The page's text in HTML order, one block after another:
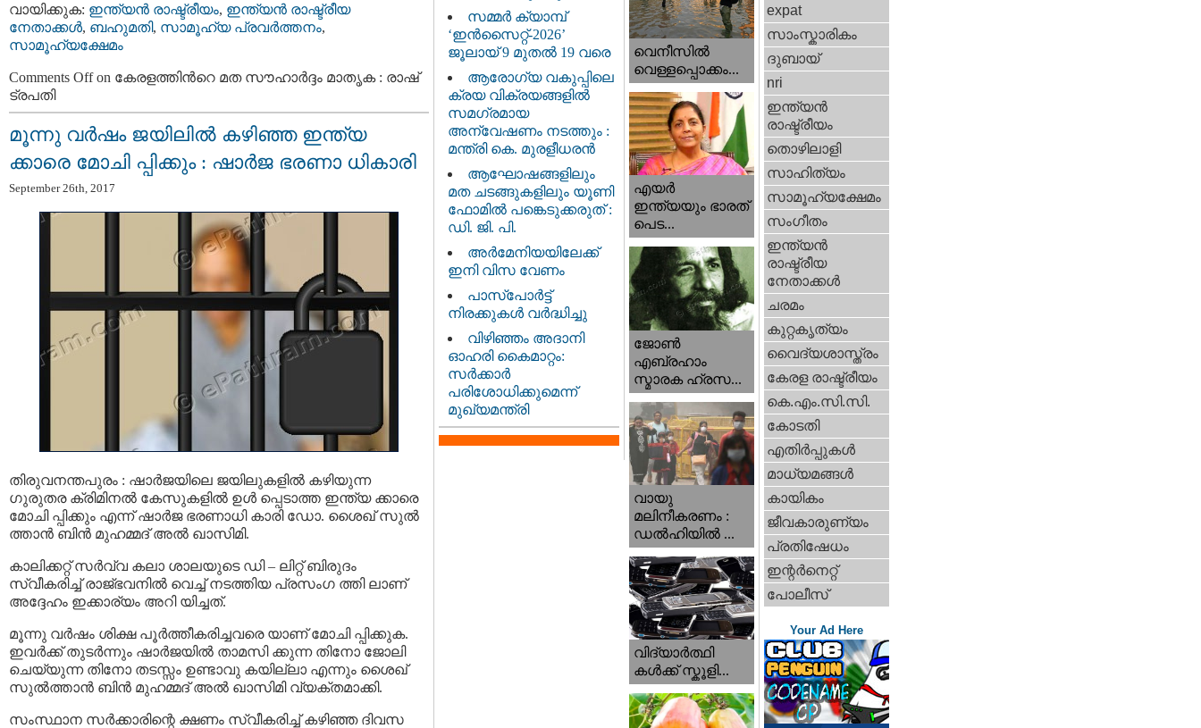
വായിക്കുക: ഇന്ത്യന്‍ രാഷ്ട്രീയം, ഇന്ത്യന്‍ രാഷ്ട്രീയ
നേതാക്കള്‍, ബഹുമതി, സാമൂഹ്യ പ്രവര്‍ത്തനം,
സാമൂഹ്യക്ഷേമം
Comments Offon കേരളത്തിന്‍റെ മത സൗഹാർദ്ദം മാതൃക : രാഷ്​
ട്രപതി
മൂന്നു വര്‍ഷം ജയിലില്‍ കഴിഞ്ഞ ഇന്ത്യ
ക്കാരെ മോചി പ്പിക്കും : ഷാര്‍ജ ഭരണാ ധികാരി
September 26th, 2017
തിരുവനന്തപുരം : ഷാര്‍ജയിലെ ജയിലുകളില്‍ കഴിയുന്ന
ഗുരുതര ക്രിമിനല്‍ കേസുകളില്‍ ഉള്‍ പ്പെടാത്ത ഇന്ത്യ ക്കാരെ
മോചി പ്പിക്കും എന്ന് ഷാര്‍ജ ഭരണാധി കാരി ഡോ. ശൈഖ് സുല്‍
ത്താന്‍ ബിന്‍ മുഹമ്മദ് അല്‍ ഖാസിമി.
കാലിക്കറ്റ് സർവ്വ കലാ ശാലയുടെ ഡി – ലിറ്റ് ബിരുദം
സ്വീകരിച്ച് രാജ്ഭവനില്‍ വെച്ച് നടത്തിയ പ്രസംഗ ത്തി ലാണ്
അദ്ദേഹം ഇക്കാര്യം അറി യിച്ചത്.
മൂന്നു വര്‍ഷം ശിക്ഷ പൂര്‍ത്തീകരിച്ചവരെ യാണ് മോചി പ്പിക്കുക.
ഇവര്‍ക്ക് തുടര്‍ന്നും ഷാര്‍ജയില്‍ താമസി ക്കുന്ന തിനോ ജോലി
ചെയ്യുന്ന തിനോ തടസ്സം ഉണ്ടാവു കയില്ലാ എന്നും ശൈഖ്
സുല്‍ത്താന്‍ ബിന്‍ മുഹമ്മദ് അല്‍ ഖാസിമി വ്യക്തമാക്കി.
സംസ്ഥാന സര്‍ക്കാരിന്റെ ക്ഷണം സ്വീകരിച്ച് കഴിഞ്ഞ ദിവസ
സമ്മർ ക്യാമ്പ്
‘ഇൻസൈറ്റ്-2026’
ജൂലായ് 9 മുതൽ 19 വരെ
ആരോഗ്യ വകുപ്പിലെ
ക്രയ വിക്രയങ്ങളിൽ
സമഗ്രമായ
അന്വേഷണം നടത്തും :
മന്ത്രി കെ. മുരളീധരൻ
ആഘോഷങ്ങളിലും
മത ചടങ്ങുകളിലും യൂണി
ഫോമിൽ പങ്കെടുക്കരുത് :
ഡി. ജി. പി.
അർമേനിയയിലേക്ക്
ഇനി വിസ വേണം
പാസ്‌പോർട്ട്
നിരക്കുകൾ വർദ്ധിച്ചു
വിഴിഞ്ഞം അദാനി
ഓഹരി കൈമാറ്റം:
സർക്കാർ
പരിശോധിക്കുമെന്ന്
മുഖ്യമന്ത്രി
വെനീസില്‍
വെള്ളപ്പൊക്കം...
എയര്‍
ഇന്ത്യയും ഭാരത്
പെട...
ജോണ്‍
എബ്രഹാം
സ്മാരക ഹ്രസ...
വായു
മലിനീകരണം :
ഡൽഹിയിൽ ...
വിദ്യാർത്ഥി
കൾക്ക് സ്കൂളി...
expat
സാംസ്കാരികം
ദുബായ്‌
nri
ഇന്ത്യന്‍
രാഷ്ട്രീയം
തൊഴിലാളി
സാഹിത്യം
സാമൂഹ്യക്ഷേമം
സംഗീതം
ഇന്ത്യന്‍
രാഷ്ട്രീയ
നേതാക്കള്‍
ചരമം
കുറ്റകൃത്യം
വൈദ്യശാസ്ത്രം
കേരള രാഷ്ട്രീയം
കെ.എം.സി.സി.
കോടതി
എതിര്‍പ്പുകള്‍
മാധ്യമങ്ങള്‍
കായികം
ജീവകാരുണ്യം
പ്രതിഷേധം
ഇന്റര്‍നെറ്റ്‌
പോലീസ്
Your Ad Here